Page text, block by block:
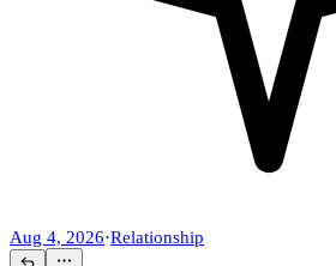
Aug 4, 2026·Relationship